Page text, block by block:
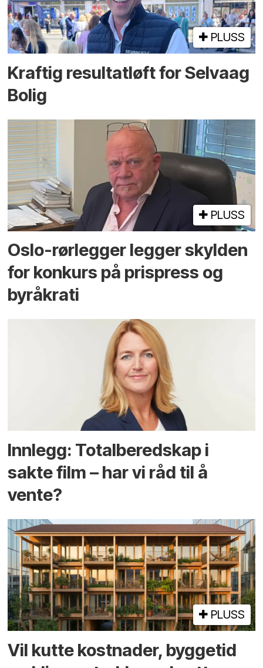
PLUSS
Kraftig resultatløft for Selvaag
Bolig
PLUSS
Oslo-rørlegger legger skylden
for konkurs på prispress og
byråkrati
Innlegg: Totalberedskap i
sakte film – har vi råd til å
vente?
PLUSS
Vil kutte kostnader, byggetid